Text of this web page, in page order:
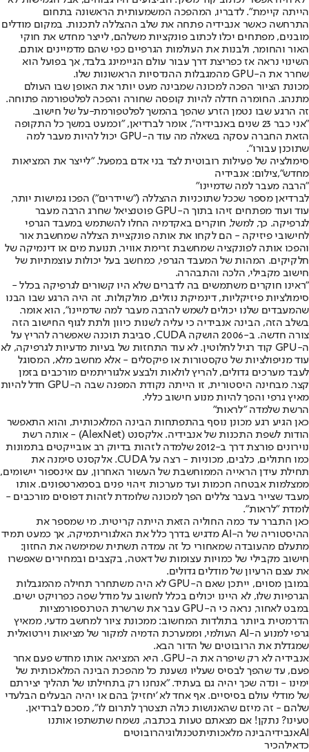
הייתה קיימת". לדבריו, המהפכה המשמעותית הראשונה בתחום
התרחשה כאשר אנבידיה פתחה את שלב ההצללה לתכנות. במקום מודלים
מובנים, מפתחים יכלו לכתוב פונקציות משלהם, לייצר מחדש את חוקי
האור והחומר, ולבנות את העולמות הגרפיים כפי שהם מדמיינים אותם.
השינוי נראה אז כפריצת דרך עבור עולם הגיימינג בלבד, אך בפועל הוא
שחרר את ה-GPU מהמגבלות ההנדסיות הראשונות שלו.
מכונת הציור הפכה למכונה שמבינה מעט יותר את האופן שבו העולם
מתנהג. החומרה חדלה להיות קופסה שחורה והפכה לפלטפורמה פתוחה.
זה הרגע שבו נטמן הזרע שהפך בהמשך לפלטפורמת-על של חישוב.
"אני כבר 23 שנים באנבידיה", אומר לברדיאן, "וכמעט במשך כל התקופה
הזאת החברה עסקה בשאלה מה עוד ה-GPU יכול להיות מעבר למה
שתוכנן עבורו".
סימולציה של פעילות רובוטית לצד בני אדם במפעל. "לייצר את המציאות
מחדש",צילום: אנבידיה
"הרבה מעבר למה שדמיינו"
לברדיאן מספר שככל שתוכניות ההצללה ("שיידרים") הפכו גמישות יותר,
עוד ועוד מפתחים זיהו בתוך ה-GPU פוטנציאל שחרג הרבה מעבר
לגרפיקה. כך, למשל, חוקרים באקדמיה החלו להשתמש במעבד הגרפי
לחישובי פיזיקה - הם לקחו את אותה פונקציית הצללה שמחשבת אור
והפכו אותה לפונקציה שמחשבת זרימת אוויר, תנועת מים או דינמיקה של
חלקיקים. המהות של המעבד הגרפי, כמחשב בעל יכולות עוצמתיות של
חישוב מקבילי, הלכה והתבהרה.
"ראינו חוקרים משתמשים בה לדברים שלא היו קשורים לגרפיקה בכלל -
סימולציות פיזיקליות, דינמיקת נוזלים, מולקולות. זה היה הרגע שבו הבנו
שהמעבדים שלנו יכולים לשמש להרבה מעבר למה שדמיינו", הוא אומר.
בשלב הזה, הבינה אנבידיה כי עליה לשנות כיוון ולתת לגוף החישוב הזה
צורה חדשה. ב-2006 הושקה CUDA, סביבת תוכנה שאפשרה להריץ על
ה-GPU קוד רגיל לחלוטין. לא עוד התחזות של בעיות מדעיות לגרפיקה, לא
עוד מניפולציות של טקסטורות או פיקסלים - אלא מחשב מלא, המסוגל
לעבד מערכים גדולים, להריץ לולאות ולבצע אלגוריתמים מורכבים בזמן
קצר. מבחינה היסטורית, זו הייתה נקודת המפנה שבה ה-GPU חדל להיות
מאיץ גרפי והפך להיות מנוע חישוב כללי.
הרשת שלמדה "לראות"
כאן הגיע רגע מכונן נוסף בהתפתחות הבינה המלאכותית, והוא התאפשר
הודות לשפת התכנות של אנבידיה. אלקסנט (AlexNet) - אותה רשת
נוירונים פורצת דרך ב-2012 שלמדה לזהות בדיוק רב אובייקטים בתמונות
כמו חתולים, כלבים, מכוניות - רצה על CUDA. אלקסנט סימנה את
תחילת עידן הראייה הממוחשבת של העשור האחרון, עם אינספור יישומים,
ממצלמות אבטחה חכמות ועד מערכות זיהוי פנים בסמארטפונים. אותו
מעבד שצייר בעבר צללים הפך למכונה שלומדת לזהות דפוסים מורכבים -
לומדת "לראות".
כאן התברר עד כמה החוליה הזאת הייתה קריטית. מי שמספר את
ההיסטוריה של ה-AI מדגיש בדרך כלל את האלגוריתמיקה, אך כמעט תמיד
מתעלם מהעובדה שמאחורי כל זה עמדה תשתית שמימשה את החזון:
חישוב מקבילי של כמויות עצומות של דאטה, בקצבים ובמחירים שאפשרו
את עצם הרעיון של מודלים גדולים.
במובן מסוים, ייתכן שאם ה-GPU לא היה משתחרר תחילה מהמגבלות
הגרפיות שלו, לא היינו יכולים בכלל לחשוב על מודל שפה כפרויקט ישים.
במבט לאחור, נראה כי ה-GPU עבר את שרשרת הטרנספורמציות
הדרמטית ביותר בתולדות המחשוב: ממכונת ציור למחשב מדעי, ממאיץ
גרפי למנוע ה-AI העולמי, וממערכת הדמיה למקור של מציאות וירטואלית
שמגדלת את הרובוטים של הדור הבא.
אנבידיה לא רק שיפרה את ה-GPU. היא המציאה אותו מחדש פעם אחר
פעם, עד שהפך לבסיס שעליו נשענת כל מהפכת הבינה המלאכותית של
ימינו - ונדה שכך יהיה גם בעתיד. "אנחנו רק בתחילתו של תהליך יצירתם
של מודלי עולם בסיסיים. אף אחד לא 'יחזיק' בהם או יהיה הבעלים הבלעדי
שלהם - זה מיזם שהאנושות כולה תצטרך לתרום לו", מסכם לברדיאן.
טעינו? נתקן! אם מצאתם טעות בכתבה, נשמח שתשתפו אותנו
AIאנבידיהבינה מלאכותיתטכנולוגיהרובוטים
כדאילהכיר